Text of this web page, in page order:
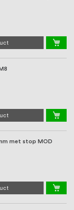
met stop MOD